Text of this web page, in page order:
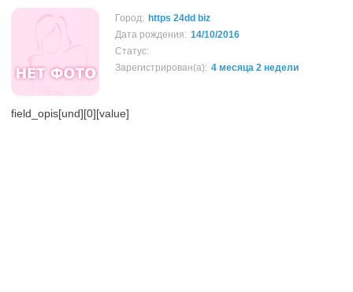
Город: https 24dd biz
Дата рождения: 14/10/2016
Статус:
Зарегистрирован(а): 4 месяца 2 недели
field_opis[und][0][value]